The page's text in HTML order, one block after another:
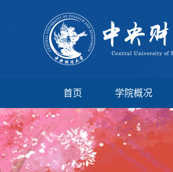
首页 学院概况